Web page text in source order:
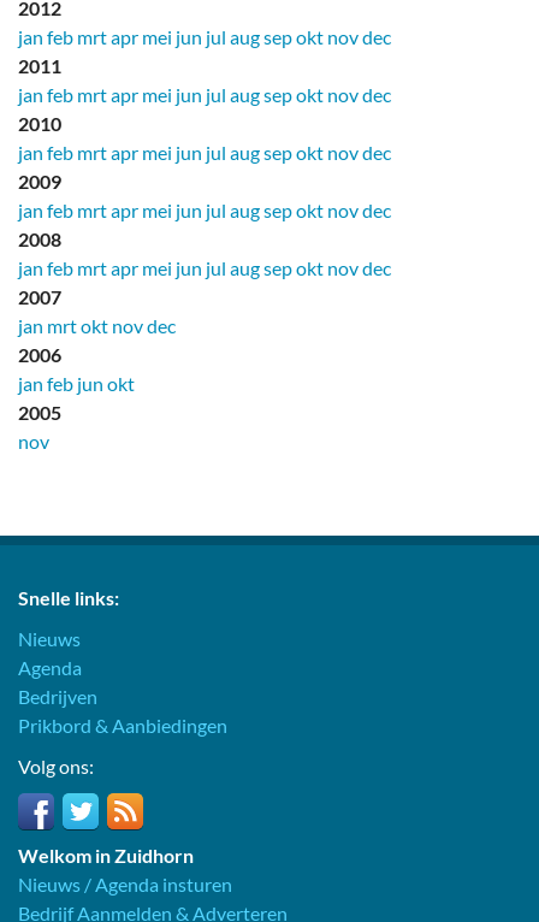
2012
jan feb mrtapr mei jun jul augsepokt novdec
2011
jan feb mrtapr mei jun jul augsepokt novdec
2010
jan feb mrtapr mei jun jul augsepokt novdec
2009
jan feb mrtapr mei jun jul augsepokt novdec
2008
jan feb mrtapr mei jun jul augsepokt novdec
2007
jan mrtokt novdec
2006
jan feb jun okt
2005
nov
Snelle links:
Nieuws
Agenda
Bedrijven
Prikbord & Aanbiedingen
Volg ons:
Welkom in Zuidhorn
Nieuws / Agenda insturen
Bedrijf Aanmelden & Adverteren